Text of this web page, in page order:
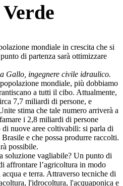
mondiale in crescita che si
di partenza sarà ottimizzare
Gallo, ingegnere civile idraulico.
mondiale, più dobbiamo
a tutti il cibo. Attualmente,
7,7 miliardi di persone, e
stima che tale numero arriverà a
i 2,8 miliardi di persone
nuove aree coltivabili: si parla di
e che possa produrre raccolti.
possibile.
soluzione vagliabile? Un punto di
affrontare l’agricoltura in modo
e terra. Attraverso tecniche di
l'idrocoltura, l'acquaponica e